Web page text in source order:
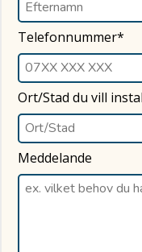
Telefonnummer*
Ort/Stad du vill
Meddelande